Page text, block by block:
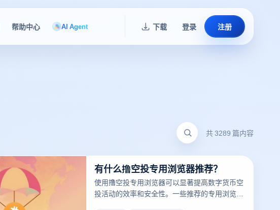
帮助中心 AI Agent 下载 登录 注册
共 3289 篇内容
有什么撸空投专用浏览器推荐？
使用撸空投专用浏览器可以显著提高数字货币空
投活动的效率和安全性。一些推荐的专用浏览器